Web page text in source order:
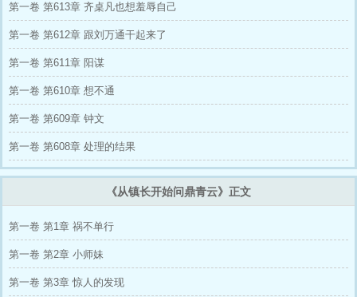
第一卷 第613章 齐桌凡也想羞辱自己
第一卷 第612章 跟刘万通干起来了
第一卷 第611章 阳谋
第一卷 第610章 想不通
第一卷 第609章 钟文
第一卷 第608章 处理的结果
《从镇长开始问鼎青云》正文
第一卷 第1章 祸不单行
第一卷 第2章 小师妹
第一卷 第3章 惊人的发现